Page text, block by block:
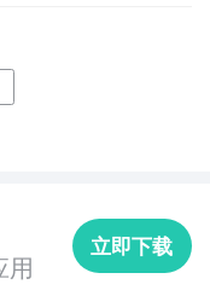
财记账工具，帮助
理财应用，提供全
、资金管理和投资
。
用
立即下载